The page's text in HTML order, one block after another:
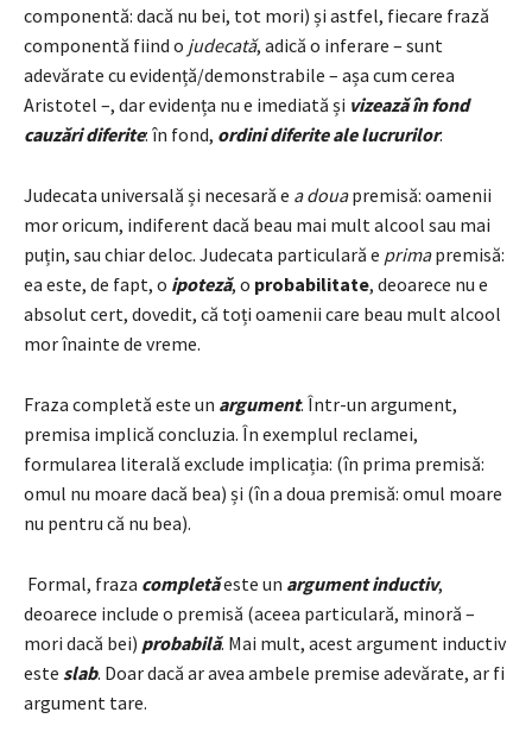
componentă: dacă nu bei, tot mori) și astfel, fiecare frază
componentă fiind o judecată, adică o inferare – sunt
adevărate cu evidență/demonstrabile – așa cum cerea
Aristotel –, dar evidența nu e imediată și vizează în fond
cauzări diferite: în fond, ordini diferite ale lucrurilor.
Judecata universală și necesară e a douapremisă: oamenii
mor oricum, indiferent dacă beau mai mult alcool sau mai
puțin, sau chiar deloc. Judecata particulară e primapremisă:
ea este, de fapt, o ipoteză, o probabilitate, deoarece nu e
absolut cert, dovedit, că toți oamenii care beau mult alcool
mor înainte de vreme.
Fraza completă este un argument. Într-un argument,
premisa implică concluzia. În exemplul reclamei,
formularea literală exclude implicația: (în prima premisă:
omul nu moare dacă bea) și (în a doua premisă: omul moare
nu pentru că nu bea).
Formal, fraza completăeste un argument inductiv,
deoarece include o premisă (aceea particulară, minoră –
mori dacă bei) probabilă. Mai mult, acest argument inductiv
este slab. Doar dacă ar avea ambele premise adevărate, ar fi
argument tare.